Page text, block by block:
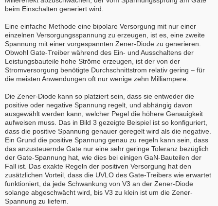
beim Einschalten generiert wird.
Eine einfache Methode eine bipolare Versorgung mit nur einer
einzelnen Versorgungsspannung zu erzeugen, ist es, eine zweite
Spannung mit einer vorgespannten Zener-Diode zu generieren.
Obwohl Gate-Treiber während des Ein- und Ausschaltens der
Leistungsbauteile hohe Ströme erzeugen, ist der von der
Stromversorgung benötigte Durchschnittstrom relativ gering – für
die meisten Anwendungen oft nur wenige zehn Milliampere.
Die Zener-Diode kann so platziert sein, dass sie entweder die
positive oder negative Spannung regelt, und abhängig davon
ausgewählt werden kann, welcher Pegel die höhere Genauigkeit
aufweisen muss. Das in Bild 3 gezeigte Beispiel ist so konfiguriert,
dass die positive Spannung genauer geregelt wird als die negative.
Ein Grund die positive Spannung genau zu regeln kann sein, dass
das anzusteuernde Gate nur eine sehr geringe Toleranz bezüglich
der Gate-Spannung hat, wie dies bei einigen GaN-Bauteilen der
Fall ist. Das exakte Regeln der positiven Versorgung hat den
zusätzlichen Vorteil, dass die UVLO des Gate-Treibers wie erwartet
funktioniert, da jede Schwankung von V3 an der Zener-Diode
solange abgeschwächt wird, bis V3 zu klein ist um die Zener-
Spannung zu liefern.